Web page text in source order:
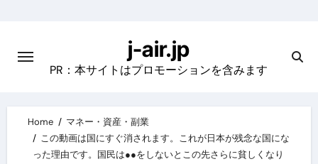
content
j-air.jp
PR：本サイトはプロモーションを含みます
Home
マネー・資産・副業
この動画は国にすぐ消されます。これが日本が残念な国にな
った理由です。国民は●●をしないとこの先さらに貧しくなり